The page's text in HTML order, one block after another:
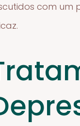
com um